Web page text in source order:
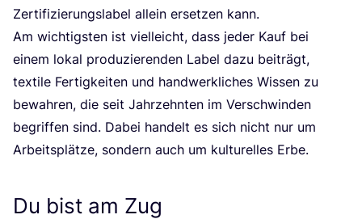
Zer­ti­fi­zie­rungs­la­bel allein erset­zen kann.
Am wich­tigs­ten ist viel­leicht, dass jeder Kauf bei
einem lokal pro­du­zie­ren­den Label dazu bei­trägt,
tex­ti­le Fer­tig­kei­ten und hand­werk­li­ches Wis­sen zu
bewah­ren, die seit Jahr­zehn­ten im Ver­schwin­den
begrif­fen sind. Dabei han­delt es sich nicht nur um
Arbeits­plät­ze, son­dern auch um kul­tu­rel­les Erbe.
Du bist am Zug